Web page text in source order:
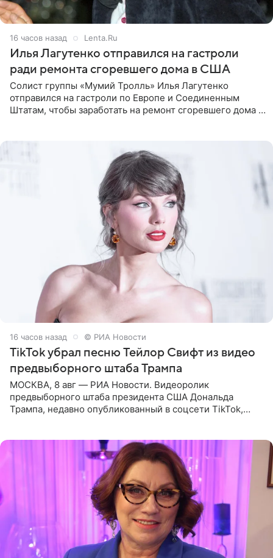
16 часов назад Lenta.Ru
Илья Лагутенко отправился на гастроли
ради ремонта сгоревшего дома в США
Солист группы «Мумий Тролль» Илья Лагутенко
отправился на гастроли по Европе и Соединенным
Штатам, чтобы заработать на ремонт сгоревшего дома в
16 часов назад © РИА Новости
TikTok убрал песню Тейлор Свифт из видео
предвыборного штаба Трампа
МОСКВА, 8 авг — РИА Новости. Видеоролик
предвыборного штаба президента США Дональда
Трампа, недавно опубликованный в соцсети TikTok,